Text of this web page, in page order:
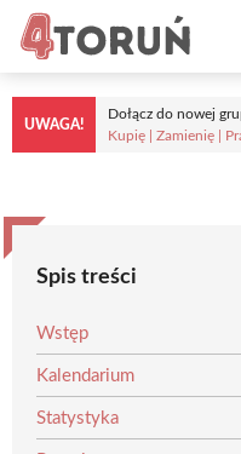
Przejdź
treści
UWAGA!
Dołącz do nowej
Kupię | Zamienię |
Spis treści
Wstęp
Kalendarium
Statystyka